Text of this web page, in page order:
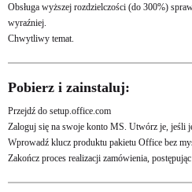
Obsługa wyższej rozdzielczości (do 300%)
wyraźniej.
Chwytliwy temat.
Pobierz i zainstaluj:
Przejdź do setup.office.com
Zaloguj się na swoje konto MS. Utwórz je, jeśli
Wprowadź klucz produktu pakietu Office bez
Zakończ proces realizacji zamówienia,